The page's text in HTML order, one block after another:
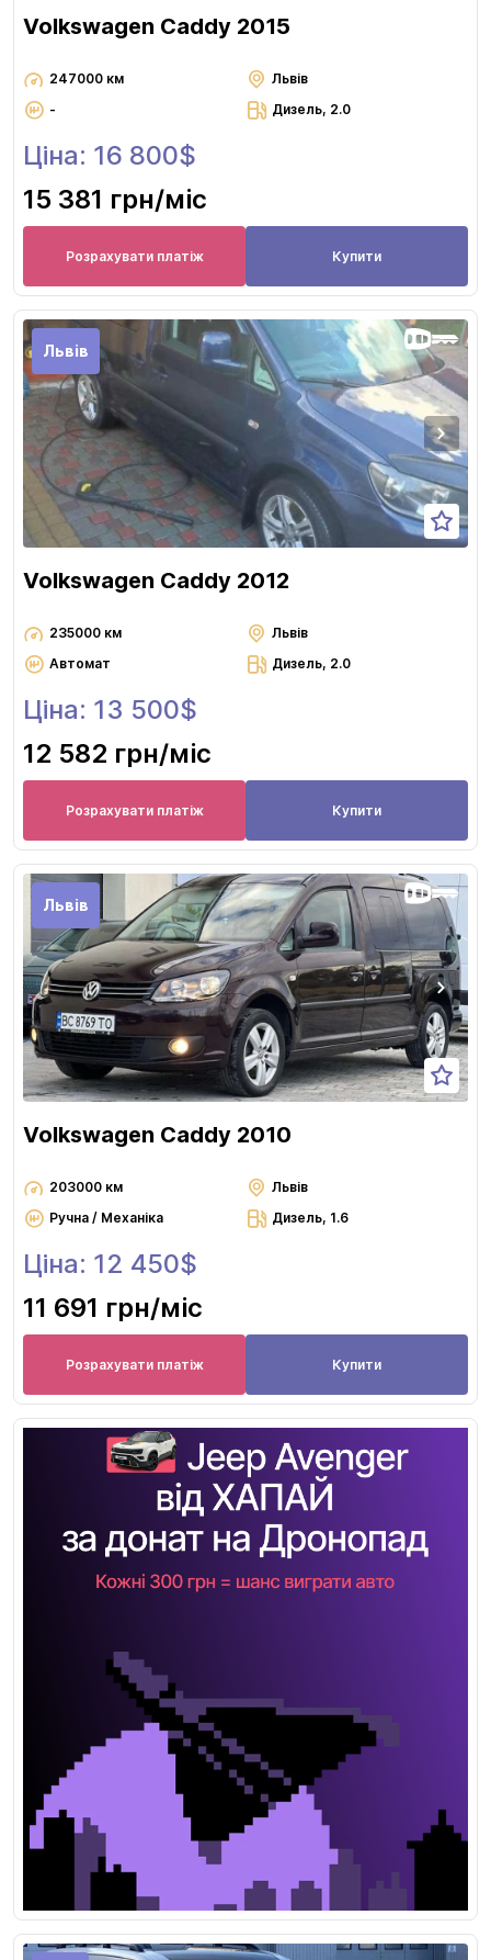
Volkswagen Caddy 2015
247000 км
Львів
-
Дизель, 2.0
Ціна: 16 800$
15 381 грн/міс
Розрахувати платіж Купити
Львів
Volkswagen Caddy 2012
235000 км
Львів
Автомат
Дизель, 2.0
Ціна: 13 500$
12 582 грн/міс
Розрахувати платіж Купити
Львів
Volkswagen Caddy 2010
203000 км
Львів
Ручна / Механіка
Дизель, 1.6
Ціна: 12 450$
11 691 грн/міс
Розрахувати платіж Купити